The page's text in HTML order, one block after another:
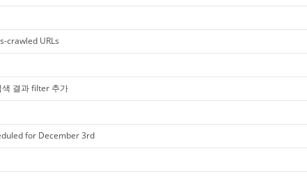
crawled URLs
결과 filter 추가
for December 3rd